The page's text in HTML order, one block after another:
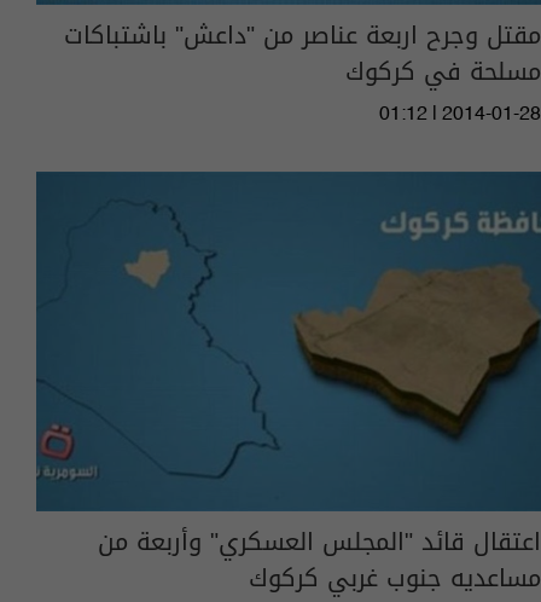
مقتل وجرح اربعة عناصر من "داعش" باشتباكات
مسلحة في كركوك
01:12 | 2014-01-28
اعتقال قائد "المجلس العسكري" وأربعة من
مساعديه جنوب غربي كركوك